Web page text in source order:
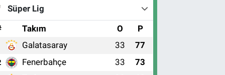
Süper Lig
Takım O P
Galatasaray 33 77
Fenerbahçe 33 73